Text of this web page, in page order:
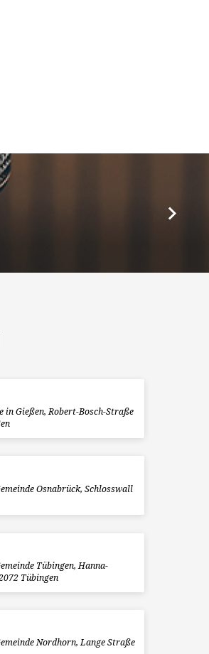
in Gießen, Robert-Bosch-Straße
Osnabrück, Schlosswall
Tübingen, Hanna-
Tübingen
Nordhorn, Lange Straße